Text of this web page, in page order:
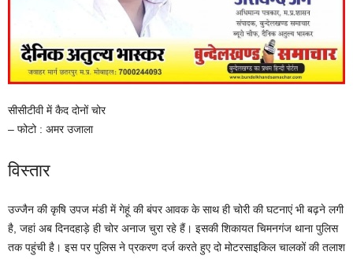
सीसीटीवी में कैद दोनों चोर
– फोटो : अमर उजाला
विस्तार
उज्जैन की कृषि उपज मंडी में गेहूं की बंपर आवक के साथ ही चोरी की घटनाएं भी बढ़ने लगी
है, जहां अब दिनदहाड़े ही चोर अनाज चुरा रहे हैं। इसकी शिकायत चिमनगंज थाना पुलिस
तक पहुंची है। इस पर पुलिस ने प्रकरण दर्ज करते हुए दो मोटरसाइकिल चालकों की तलाश